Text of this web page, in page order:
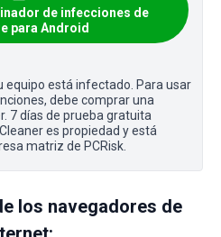
de infecciones de
para Android
equipo está infectado. Para usar
debe comprar una
7 días de prueba gratuita
es propiedad y está
matriz de PCRisk.
los navegadores de